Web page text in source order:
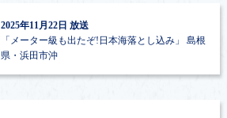
2025年11月22日 放送
「メーター級も出たぞ!日本海落とし込み」
島根
県・浜田市沖